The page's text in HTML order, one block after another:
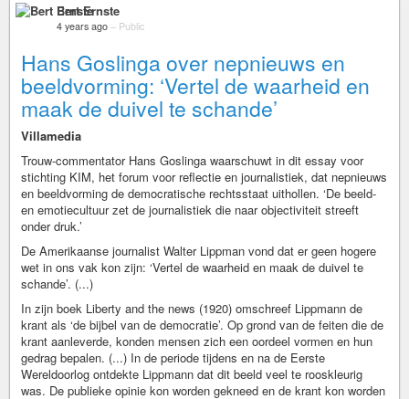
Bert Ernste
4 years ago – Public
Hans Goslinga over nepnieuws en
beeldvorming: ‘Vertel de waarheid en
maak de duivel te schande’
Villamedia
Trouw-commentator Hans Goslinga waarschuwt in dit essay voor
stichting KIM, het forum voor reflectie en journalistiek, dat nepnieuws
en beeldvorming de democratische rechtsstaat uithollen. ‘De beeld-
en emotiecultuur zet de journalistiek die naar objectiviteit streeft
onder druk.’
De Amerikaanse journalist Walter Lippman vond dat er geen hogere
wet in ons vak kon zijn: ‘Vertel de waarheid en maak de duivel te
schande’. (...)
In zijn boek Liberty and the news (1920) omschreef Lippmann de
krant als ‘de bijbel van de democratie’. Op grond van de feiten die de
krant aanleverde, konden mensen zich een oordeel vormen en hun
gedrag bepalen. (...) In de periode tijdens en na de Eerste
Wereldoorlog ontdekte Lippmann dat dit beeld veel te rooskleurig
was. De publieke opinie kon worden gekneed en de krant kon worden